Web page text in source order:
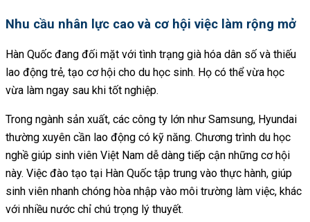
Nhu cầu nhân lực cao và cơ hội việc làm rộng mở
Hàn Quốc đang đối mặt với tình trạng già hóa dân số và thiếu
lao động trẻ, tạo cơ hội cho du học sinh. Họ có thể vừa học
vừa làm ngay sau khi tốt nghiệp.
Trong ngành sản xuất, các công ty lớn như Samsung, Hyundai
thường xuyên cần lao động có kỹ năng. Chương trình du học
nghề giúp sinh viên Việt Nam dễ dàng tiếp cận những cơ hội
này. Việc đào tạo tại Hàn Quốc tập trung vào thực hành, giúp
sinh viên nhanh chóng hòa nhập vào môi trường làm việc, khác
với nhiều nước chỉ chú trọng lý thuyết.